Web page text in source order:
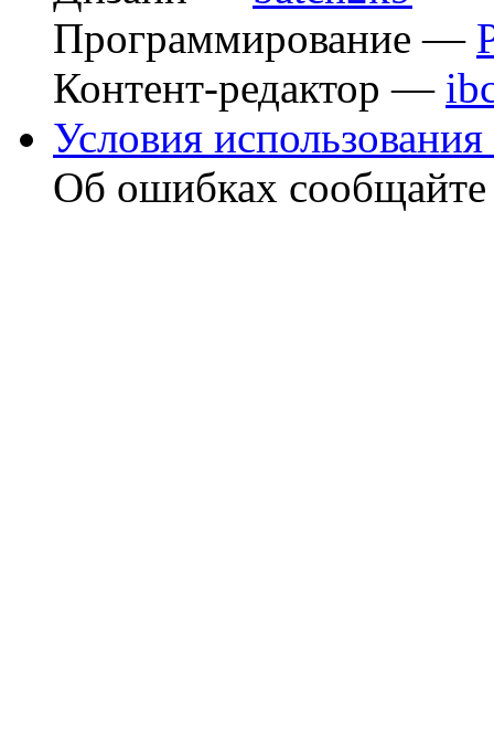
Программирование —
Контент-редактор —
Условия использования
Об ошибках